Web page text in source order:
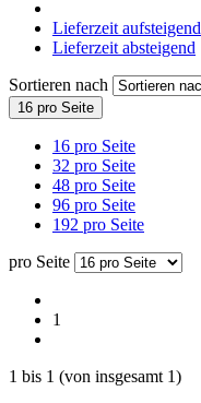
Lieferzeit aufsteigend
Lieferzeit absteigend
Sortieren nach
16 pro Seite
16 pro Seite
32 pro Seite
48 pro Seite
96 pro Seite
192 pro Seite
pro Seite
1
1 bis 1 (von insgesamt 1)